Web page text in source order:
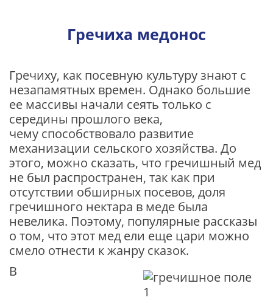
Гречиха медонос
Гречиху, как посевную культуру знают с
незапамятных времен. Однако большие
ее массивы начали сеять только с
середины прошлого века,
чему способствовало развитие
механизации сельского хозяйства. До
этого, можно сказать, что гречишный мед
не был распространен, так как при
отсутствии обширных посевов, доля
гречишного нектара в меде была
невелика. Поэтому, популярные рассказы
о том, что этот мед ели еще цари можно
смело отнести к жанру сказок.
В